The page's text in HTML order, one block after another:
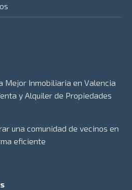
Mejor Inmobiliaria en Valencia
y Alquiler de Propiedades
una comunidad de vecinos en
eficiente